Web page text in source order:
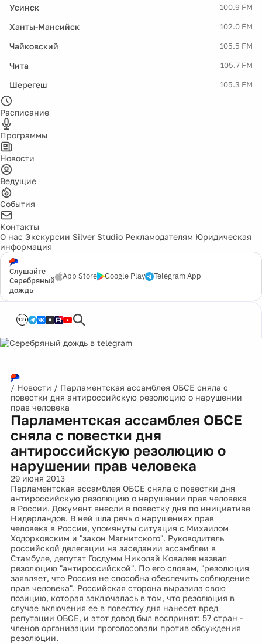
Усинск 100.9 FM
Ханты-Мансийск 102.0 FM
Чайковский 105.5 FM
Чита 105.7 FM
Шерегеш 105.3 FM
Расписание
Программы
Новости
Ведущие
События
Контакты
О нас Экскурсии Silver Studio Рекламодателям Юридическая
информация
Слушайте
Серебряный
дождь
App Store Google Play Telegram App
12+
/ Новости / Парламентская ассамблея ОБСЕ сняла с
повестки дня антироссийскую резолюцию о нарушении
прав человека
Парламентская ассамблея ОБСЕ
сняла с повестки дня
антироссийскую резолюцию о
нарушении прав человека
29 июня 2013
Парламентская ассамблея ОБСЕ сняла с повестки дня
антироссийскую резолюцию о нарушении прав человека
в России. Документ внесли в повестку дня по инициативе
Нидерландов. В ней шла речь о нарушениях прав
человека в России, упомянуты ситуация с Михаилом
Ходорковским и "закон Магнитского". Руководитель
российской делегации на заседании ассамблеи в
Стамбуле, депутат Госдумы Николай Ковалев назвал
резолюцию "антироссийской". По его словам, "резолюция
заявляет, что Россия не способна обеспечить соблюдение
прав человека". Российская сторона выразила свою
позицию, которая заключалась в том, что резолюция в
случае включения ее в повестку дня нанесет вред
репутации ОБСЕ, и этот довод был воспринят: 57 стран -
членов организации проголосовали против обсуждения
резолюции.